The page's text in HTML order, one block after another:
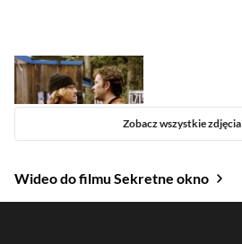
Zobacz wszystkie zdjęcia
Wideo do filmu Sekretne okno